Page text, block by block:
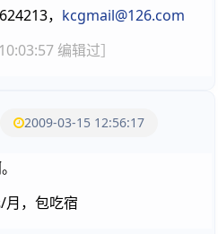
， kcgmail@126.com
编辑过］
2009-03-15 12:56:17
月，包吃宿